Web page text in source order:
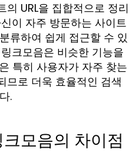
URL을 집합적으로 정리
이 자주 방문하는 사이트
류하여 쉽게 접근할 수 있
크모음은 비슷한 기능을
특히 사용자가 자주 찾는
므로 더욱 효율적인 검색
.
모음의 차이점